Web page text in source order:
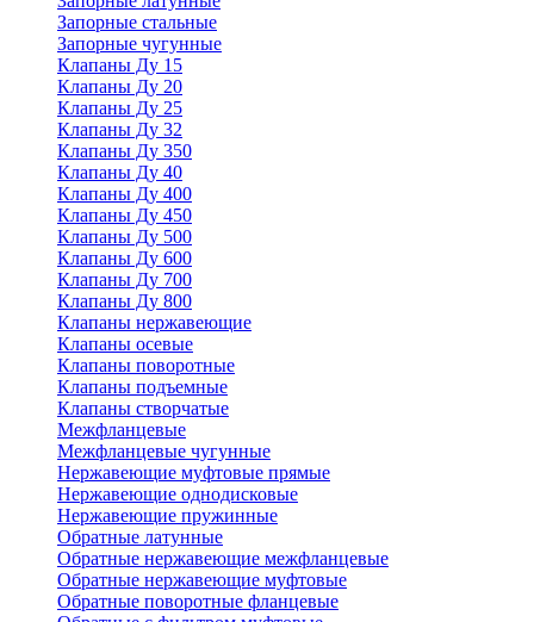
Запорные стальные
Запорные чугунные
Клапаны Ду 15
Клапаны Ду 20
Клапаны Ду 25
Клапаны Ду 32
Клапаны Ду 350
Клапаны Ду 40
Клапаны Ду 400
Клапаны Ду 450
Клапаны Ду 500
Клапаны Ду 600
Клапаны Ду 700
Клапаны Ду 800
Клапаны нержавеющие
Клапаны осевые
Клапаны поворотные
Клапаны подъемные
Клапаны створчатые
Межфланцевые
Межфланцевые чугунные
Нержавеющие муфтовые прямые
Нержавеющие однодисковые
Нержавеющие пружинные
Обратные латунные
Обратные нержавеющие межфланцевые
Обратные нержавеющие муфтовые
Обратные поворотные фланцевые